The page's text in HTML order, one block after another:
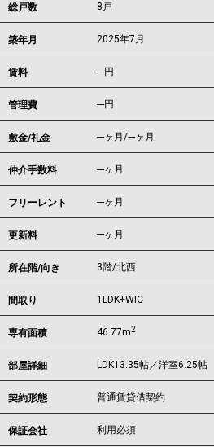
総戸数 8戸
築年月 2025年7月
賃料 ---円
管理費 ---円
敷金/礼金 ---ヶ月/---ヶ月
仲介手数料 ---ヶ月
フリーレント ---ヶ月
更新料 ---ヶ月
所在階/向き 3階/北西
間取り 1LDK+WIC
専有面積 46.77m2
部屋詳細 LDK13.35帖／洋室6.25帖
契約形態 普通賃貸借契約
保証会社 利用必須